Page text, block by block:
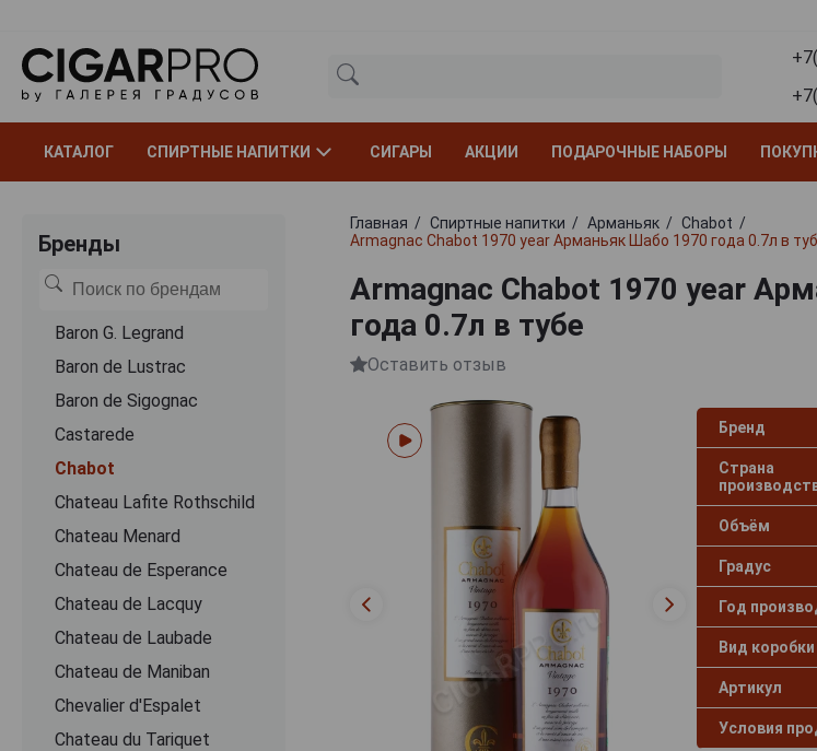
КАТАЛОГ СПИРТНЫЕ НАПИТКИ СИГАРЫ АКЦИИ ПОДАРОЧНЫЕ НАБОРЫ
Бренды
Baron G. Legrand
Baron de Lustrac
Baron de Sigognac
Castarede
Chabot
Chateau Lafite Rothschild
Chateau Menard
Chateau de Esperance
Chateau de Lacquy
Chateau de Laubade
Chateau de Maniban
Chevalier d'Espalet
Chаteau du Tariquet
Главная Спиртные напитки Арманьяк
Chabot
Armagnac Chabot 1970 year Арманьяк Шабо 1970 года 0.7л в
Armagnac Chabot 1970 year
года 0.7л в тубе
Оставить отзыв
Бренд
Страна
Объём
Градус
Год
Вид коробки
Артикул
Условия